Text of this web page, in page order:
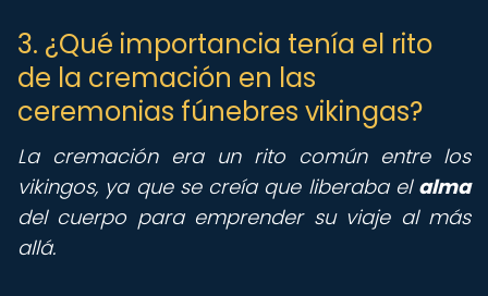
3. ¿Qué importancia tenía el rito
de la cremación en las
ceremonias fúnebres vikingas?
La cremación era un rito común entre los
vikingos, ya que se creía que liberaba el alma
del cuerpo para emprender su viaje al más
allá.